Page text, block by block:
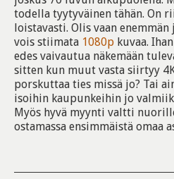
todella tyytyväinen tähän. On
loistavasti. Olis vaan
vois stiimata 1080p kuvaa.
edes vaivautua näkemään
sitten kun muut vasta siirtyy
porskuttaa ties missä jo? Tai
isoihin kaupunkeihin jo
Myös hyvä myynti valtti
ostamassa ensimmäistä omaa